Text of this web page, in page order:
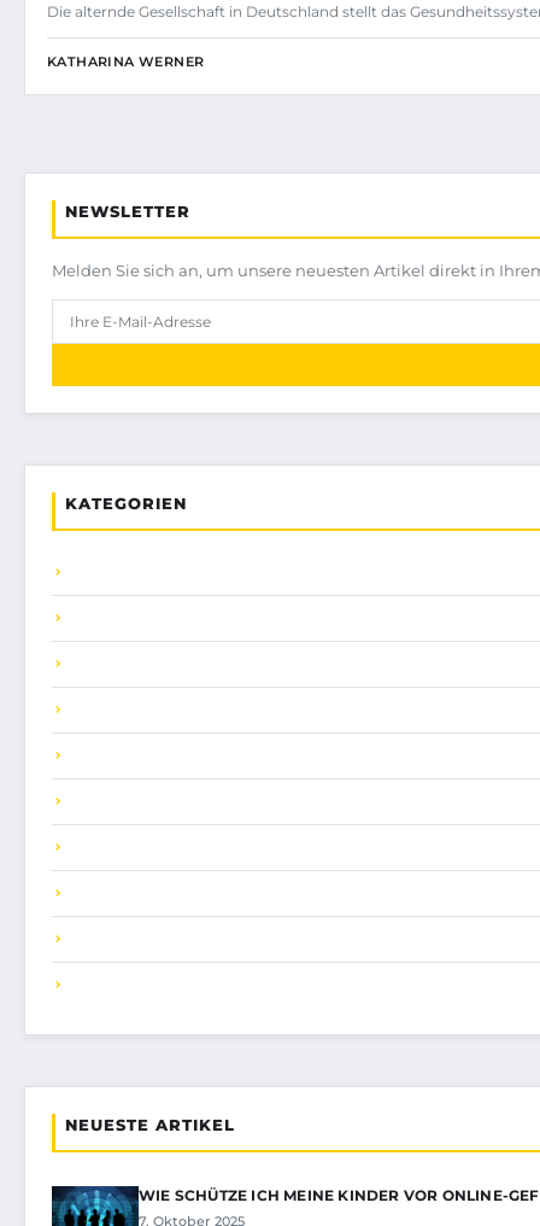
Die alternde Gesellschaft in Deutschland stellt das
KATHARINA WERNER
NEWSLETTER
Melden Sie sich an, um unsere neuesten Artikel direkt in
KATEGORIEN
NEUESTE ARTIKEL
WIE SCHÜTZE ICH MEINE KINDER VOR ONLINE-
7. Oktober 2025